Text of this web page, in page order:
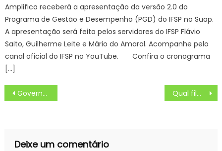
Amplifica receberá a apresentação da versão 2.0 do
Programa de Gestão e Desempenho (PGD) do IFSP no Suap.
A apresentação será feita pelos servidores do IFSP Flávio
Saito, Guilherme Leite e Mário do Amaral. Acompanhe pelo
canal oficial do IFSP no YouTube. Confira o cronograma
[…]
Navegação
de
Governo de MS investe R$ 28 mi em Santa Rita do Pardo, entrega anel viário e nova delegacia da Polícia Civil Qual filme vai passar na SESSÃO DA TARDE HOJE QUARTA (06/12)? “Uma Segunda Chance Para Amar”- QUE HORAS COMEÇA
Deixe um comentário